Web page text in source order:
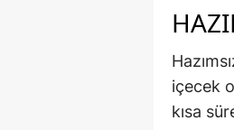
içecek
kısa